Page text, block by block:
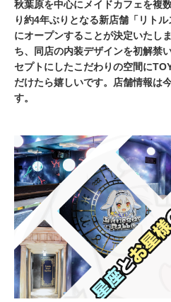
秋葉原を中心にメイドカフェを複
り約4年ぶりとなる新店舗「リト
にオープンすることが決定いたし
ち、同店の内装デザインを初解禁
セプトにしたこだわりの空間に
だけたら嬉しいです。店舗情報は
す。